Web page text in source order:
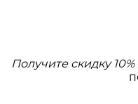
Получите скидку 10%